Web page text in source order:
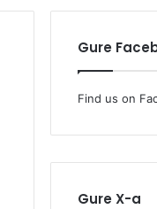
Gure
Find us on
Gure X-a